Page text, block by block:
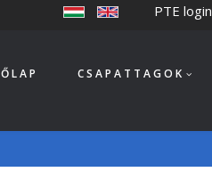
PTE login
CSAPATTAGOK